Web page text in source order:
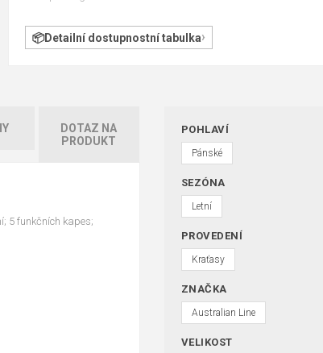
Detailní dostupnostní tabulka
DOTAZ NA
PRODUKT
5 funkčních kapes;
POHLAVÍ
Pánské
SEZÓNA
Letní
PROVEDENÍ
Kraťasy
ZNAČKA
Australian Line
VELIKOST